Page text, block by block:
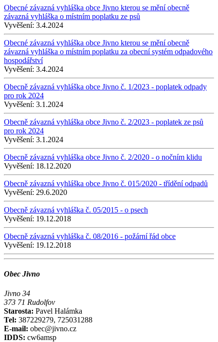
Obecné závazná vyhláška obce Jivno kterou se mění obecně
závazná vyhláška o místním poplatku ze psů
Vyvěšení: 3.4.2024
Obecné závazná vyhláška obce Jivno kterou se mění obecně
závazná vyhláška o místním poplatku za obecní systém odpadového
hospodářství
Vyvěšení: 3.4.2024
Obecně závazná vyhláška obce Jivno č. 1/2023 - poplatek odpady
pro rok 2024
Vyvěšení: 3.1.2024
Obecně závazná vyhláška obce Jivno č. 2/2023 - poplatek ze psů
pro rok 2024
Vyvěšení: 3.1.2024
Obecně závazná vyhláška obce Jivno č. 2/2020 - o nočním klidu
Vyvěšení: 18.12.2020
Obecně závazná vyhláška obce Jivno č. 015/2020 - třídění odpadů
Vyvěšení: 29.6.2020
Obecně závazná vyhláška č. 05/2015 - o psech
Vyvěšení: 19.12.2018
Obecně závazná vyhláška č. 08/2016 - požární řád obce
Vyvěšení: 19.12.2018
Obec Jivno
Jivno 34
373 71 Rudolfov
Starosta: Pavel Halámka
Tel: 387229279, 725031288
E-mail: obec@jivno.cz
IDDS: cw6amsp